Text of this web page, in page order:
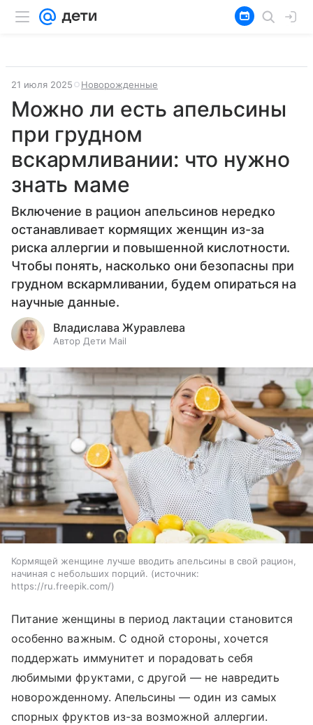
21 июля 2025 Новорожденные
Можно ли есть апельсины
при грудном
вскармливании: что нужно
знать маме
Включение в рацион апельсинов нередко
останавливает кормящих женщин из-за
риска аллергии и повышенной кислотности.
Чтобы понять, насколько они безопасны при
грудном вскармливании, будем опираться на
научные данные.
Владислава Журавлева
Автор Дети Mail
Кормящей женщине лучше вводить апельсины в свой рацион,
начиная с небольших порций.
источник:
https://ru.freepik.com/
Питание женщины в период лактации становится
особенно важным. С одной стороны, хочется
поддержать иммунитет и порадовать себя
любимыми фруктами, с другой — не навредить
новорожденному. Апельсины — один из самых
спорных фруктов из-за возможной аллергии.